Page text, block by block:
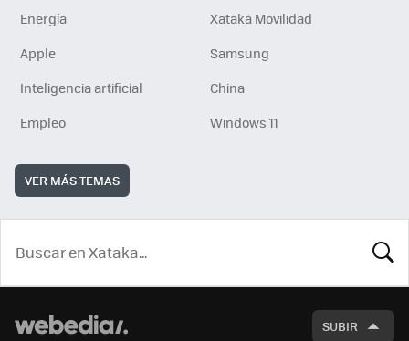
Energía
Xataka Movilidad
Apple
Samsung
Inteligencia artificial
China
Empleo
Windows 11
VER MÁS TEMAS
SUBIR